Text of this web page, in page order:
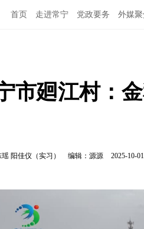
首页 走进常宁 党政要务 外媒
市廻江村：
阳佳仪（实习） 编辑：源源 2025-10-